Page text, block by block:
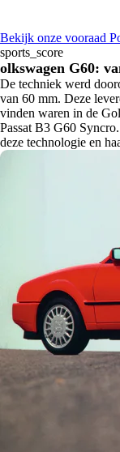
Bekijk onze vooraad
sports_score
olkswagen G60:
De techniek werd
van 60 mm. Deze
vinden waren in de
Passat B3 G60
deze technologie en